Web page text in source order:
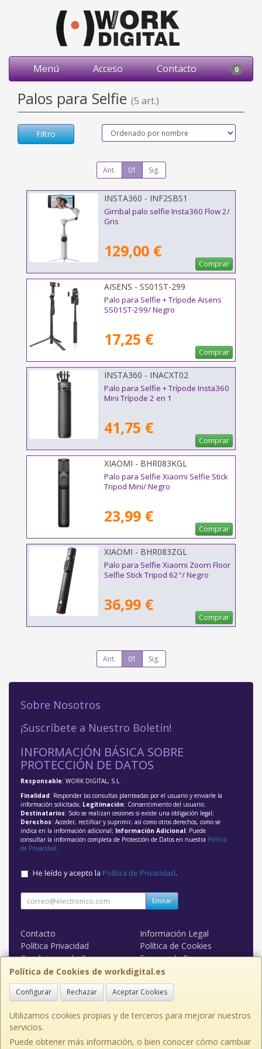
Menú Acceso Contacto 0
Palos para Selfie (5 art.)
Filtro
Ant. 01 Sig.
INSTA360 - INF2SBS1
Gimbal palo selfie Insta360 Flow 2/
Gris
129,00 €
Comprar
AISENS - SS01ST-299
Palo para Selfie + Trípode Aisens
SS01ST-299/ Negro
17,25 €
Comprar
INSTA360 - INACXT02
Palo para Selfie + Trípode Insta360
Mini Trípode 2 en 1
41,75 €
Comprar
XIAOMI - BHR083KGL
Palo para Selfie Xiaomi Selfie Stick
Tripod Mini/ Negro
23,99 €
Comprar
XIAOMI - BHR083ZGL
Palo para Selfie Xiaomi Zoom Floor
Selfie Stick Tripod 62"/ Negro
36,99 €
Comprar
Ant. 01 Sig.
Política de Cookies de workdigital.es
Configurar Rechazar Aceptar Cookies
Utilizamos cookies propias y de terceros para mejorar nuestros
servicios.
Puede obtener más información, o bien conocer cómo cambiar
Sobre Nosotros
¡Suscríbete a Nuestro Boletín!
INFORMACIÓN BÁSICA SOBRE
PROTECCIÓN DE DATOS
Responsable: WORK DIGITAL, S.L.
Finalidad: Responder las consultas planteadas por el usuario y enviarle la
información solicitada; Legitimación: Consentimiento del usuario;
Destinatarios: Solo se realizan cesiones si existe una obligación legal;
Derechos: Acceder, rectificar y suprimir, así como otros derechos, como se
indica en la información adicional; Información Adicional: Puede
consultar la información completa de Protección de Datos en nuestra Política
de Privacidad.
He leído y acepto la Política de Privacidad.
Enviar
Contacto
Información Legal
Política Privacidad
Política de Cookies
Condiciones de Compra
Formas de Pago
WORK DIGITAL
Contacto
admin@workdigital.es